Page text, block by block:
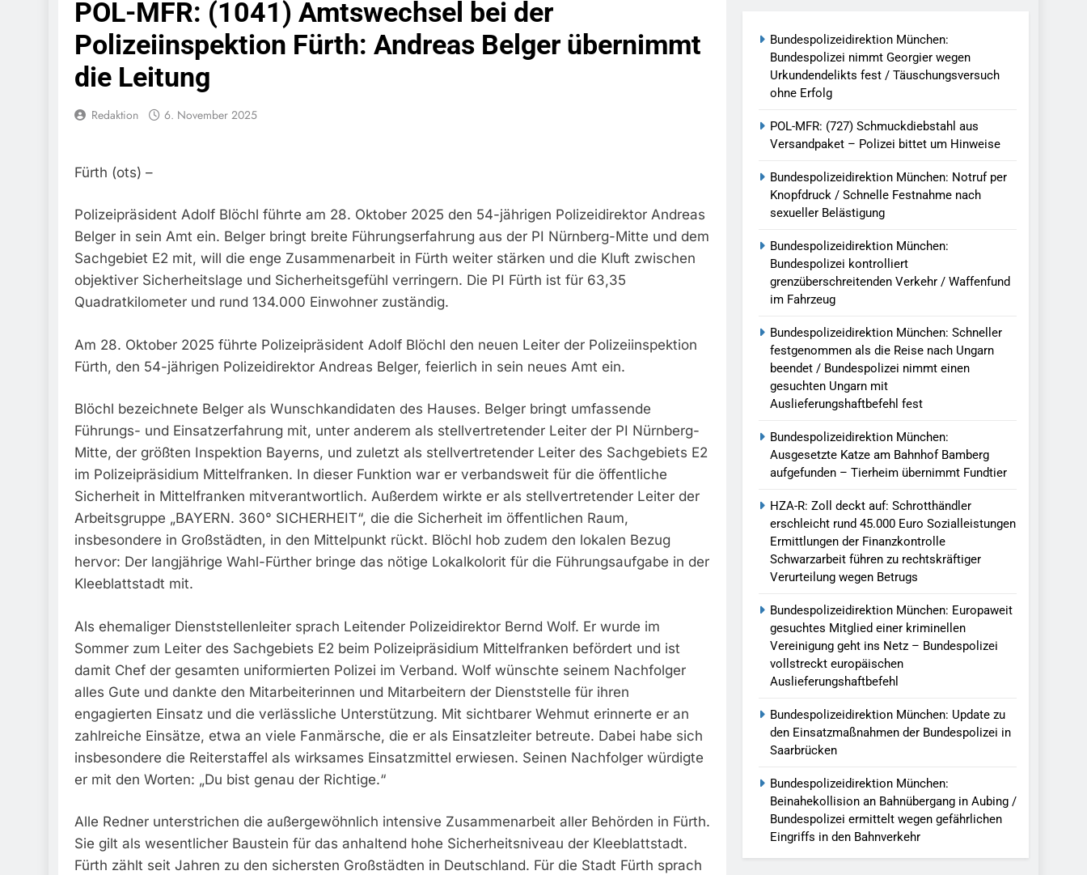
Bundespolizeidirektion München: Bundespolizei Kontrolliert Grenzüberschreitenden Verkehr / Waffenfund Im
Fahrzeug
7. August 2026
Bundespolizeidirektion München: Schneller Festgenommen Als Die Reise Nach Ungarn Beendet / Bundespolizei Nimmt
Bundespolizeidirektion München: Ausgesetzte Katze Am Bahnhof Bamberg Aufgefunden – Tierheim Übernimmt
HZA-R: Zoll Deckt Auf: Schrotthändler Erschleicht Rund 45.000 Euro Sozialleistungen Ermittlungen Der Finanzkontrolle
6. August 2026
Bundespolizeidirektion München: Europaweit Gesuchtes Mitglied Einer Kriminellen Vereinigung Geht Ins Netz –
Bundespolizei Vollstreckt Europäischen Auslieferungshaftbefehl
6. August 2026
Bundespolizeidirektion München: Update Zu Den Einsatzmaßnahmen Der Bundespolizei In Saarbrücken
5. August 2026
Bundespolizeidirektion München: Beinahekollision An Bahnübergang In Aubing / Bundespolizei Ermittelt Wegen
Gefährlichen Eingriffs In Den Bahnverkehr
5. August 2026
POL-MFR: (1041) Amtswechsel bei der
Polizeiinspektion Fürth: Andreas Belger übernimmt
die Leitung
Redaktion 6. November 2025
Fürth (ots) –
Polizeipräsident Adolf Blöchl führte am 28. Oktober 2025 den 54-jährigen Polizeidirektor Andreas
Belger in sein Amt ein. Belger bringt breite Führungserfahrung aus der PI Nürnberg-Mitte und dem
Sachgebiet E2 mit, will die enge Zusammenarbeit in Fürth weiter stärken und die Kluft zwischen
objektiver Sicherheitslage und Sicherheitsgefühl verringern. Die PI Fürth ist für 63,35
Quadratkilometer und rund 134.000 Einwohner zuständig.
Am 28. Oktober 2025 führte Polizeipräsident Adolf Blöchl den neuen Leiter der Polizeiinspektion
Fürth, den 54-jährigen Polizeidirektor Andreas Belger, feierlich in sein neues Amt ein.
Blöchl bezeichnete Belger als Wunschkandidaten des Hauses. Belger bringt umfassende
Führungs- und Einsatzerfahrung mit, unter anderem als stellvertretender Leiter der PI Nürnberg-
Mitte, der größten Inspektion Bayerns, und zuletzt als stellvertretender Leiter des Sachgebiets E2
im Polizeipräsidium Mittelfranken. In dieser Funktion war er verbandsweit für die öffentliche
Sicherheit in Mittelfranken mitverantwortlich. Außerdem wirkte er als stellvertretender Leiter der
Arbeitsgruppe „BAYERN. 360° SICHERHEIT“, die die Sicherheit im öffentlichen Raum,
insbesondere in Großstädten, in den Mittelpunkt rückt. Blöchl hob zudem den lokalen Bezug
hervor: Der langjährige Wahl-Fürther bringe das nötige Lokalkolorit für die Führungsaufgabe in der
Kleeblattstadt mit.
Als ehemaliger Dienststellenleiter sprach Leitender Polizeidirektor Bernd Wolf. Er wurde im
Sommer zum Leiter des Sachgebiets E2 beim Polizeipräsidium Mittelfranken befördert und ist
damit Chef der gesamten uniformierten Polizei im Verband. Wolf wünschte seinem Nachfolger
alles Gute und dankte den Mitarbeiterinnen und Mitarbeitern der Dienststelle für ihren
engagierten Einsatz und die verlässliche Unterstützung. Mit sichtbarer Wehmut erinnerte er an
zahlreiche Einsätze, etwa an viele Fanmärsche, die er als Einsatzleiter betreute. Dabei habe sich
insbesondere die Reiterstaffel als wirksames Einsatzmittel erwiesen. Seinen Nachfolger würdigte
er mit den Worten: „Du bist genau der Richtige.“
Alle Redner unterstrichen die außergewöhnlich intensive Zusammenarbeit aller Behörden in Fürth.
Sie gilt als wesentlicher Baustein für das anhaltend hohe Sicherheitsniveau der Kleeblattstadt.
Fürth zählt seit Jahren zu den sichersten Großstädten in Deutschland. Für die Stadt Fürth sprach
Bundespolizeidirektion München:
Bundespolizei nimmt Georgier wegen
Urkundendelikts fest / Täuschungsversuch
ohne Erfolg
POL-MFR: (727) Schmuckdiebstahl aus
Versandpaket – Polizei bittet um Hinweise
Bundespolizeidirektion München: Notruf per
Knopfdruck / Schnelle Festnahme nach
sexueller Belästigung
Bundespolizeidirektion München:
Bundespolizei kontrolliert
grenzüberschreitenden Verkehr / Waffenfund
im Fahrzeug
Bundespolizeidirektion München: Schneller
festgenommen als die Reise nach Ungarn
beendet / Bundespolizei nimmt einen
gesuchten Ungarn mit
Auslieferungshaftbefehl fest
Bundespolizeidirektion München:
Ausgesetzte Katze am Bahnhof Bamberg
aufgefunden – Tierheim übernimmt Fundtier
HZA-R: Zoll deckt auf: Schrotthändler
erschleicht rund 45.000 Euro Sozialleistungen
Ermittlungen der Finanzkontrolle
Schwarzarbeit führen zu rechtskräftiger
Verurteilung wegen Betrugs
Bundespolizeidirektion München: Europaweit
gesuchtes Mitglied einer kriminellen
Vereinigung geht ins Netz – Bundespolizei
vollstreckt europäischen
Auslieferungshaftbefehl
Bundespolizeidirektion München: Update zu
den Einsatzmaßnahmen der Bundespolizei in
Saarbrücken
Bundespolizeidirektion München:
Beinahekollision an Bahnübergang in Aubing /
Bundespolizei ermittelt wegen gefährlichen
Eingriffs in den Bahnverkehr